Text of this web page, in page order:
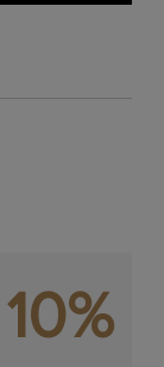
10%